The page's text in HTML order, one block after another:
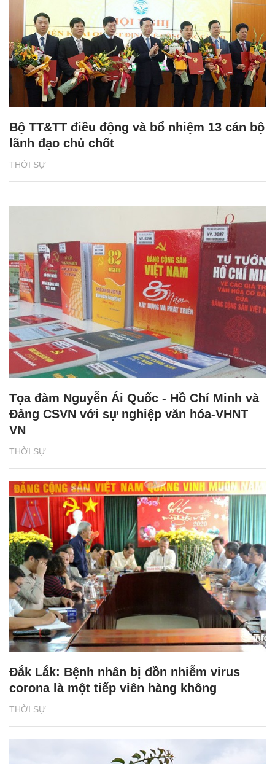
THỜI SỰ
Bộ TT&TT điều động và bổ nhiệm 13 cán bộ
lãnh đạo chủ chốt
THỜI SỰ
Tọa đàm Nguyễn Ái Quốc - Hồ Chí Minh và
Đảng CSVN với sự nghiệp văn hóa-VHNT
VN
THỜI SỰ
Đắk Lắk: Bệnh nhân bị đồn nhiễm virus
corona là một tiếp viên hàng không